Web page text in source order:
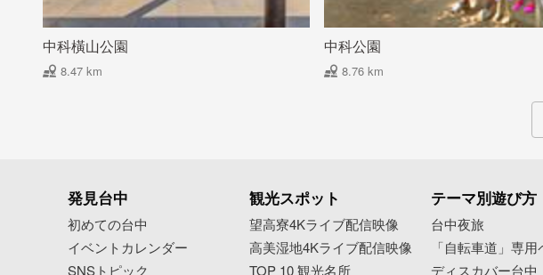
中科橫山公園
8.47 km
中科公園
8.76 km
発見台中
初めての台中
イベントカレンダー
SNSトピック
観光スポット
望高寮4Kライブ配信映像
高美湿地4Kライブ配信映像
TOP 10 観光名所
テーマ別遊び方
台中夜旅
「自転車道」専用
ディスカバー台中